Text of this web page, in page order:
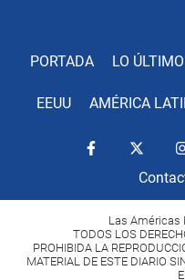
PORTADA LO ÚLTIMO
EEUU AMÉRICA
Las Américas
TODOS LOS
PROHIBIDA LA
MATERIAL DE ESTE DIARIO